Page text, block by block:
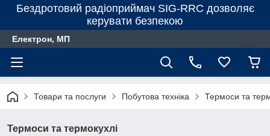
Бездротовий радіоприймач SIG-RRC дозволяє
керувати безпекою
Електрон, МП
Товари та послуги Побутова техніка Термоси та
Термоси та термокухлі